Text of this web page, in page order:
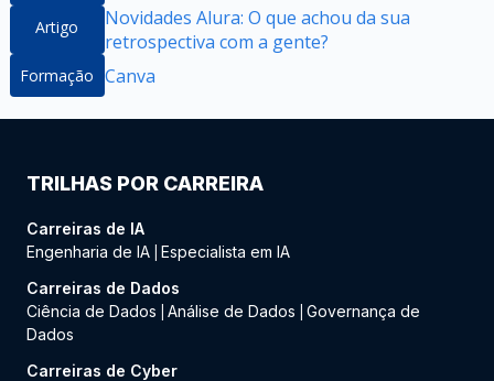
Artigo
Novidades Alura: O que achou da sua
retrospectiva com a gente?
Formação Canva
TRILHAS POR CARREIRA
Carreiras de IA
Engenharia de IA Especialista em IA
Carreiras de Dados
Ciência de Dados
Análise de Dados
Governança de
Dados
Carreiras de Cyber